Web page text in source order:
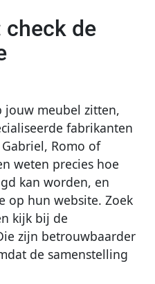
check de
jouw meubel zitten,
fabrikanten
Romo of
weten precies hoe
kan worden, en
op hun website. Zoek
kijk bij de
zijn betrouwbaarder
de samenstelling